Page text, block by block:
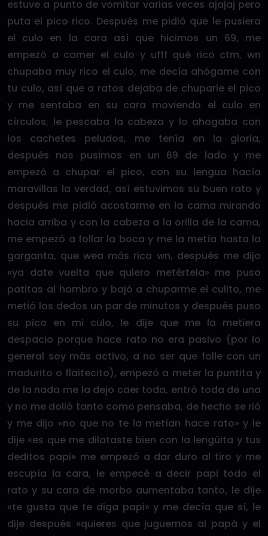
estuve a punto de vomitar varias veces ajajaj pero
puta el pico rico. Después me pidió que le pusiera
el culo en la cara así que hicimos un 69, me
empezó a comer el culo y ufff qué rico ctm, wn
chupaba muy rico el culo, me decía ahógame con
tu culo, así que a ratos dejaba de chuparle el pico
y me sentaba en su cara moviendo el culo en
círculos, le pescaba la cabeza y lo ahogaba con
los cachetes peludos, me tenía en la gloria,
después nos pusimos en un 69 de lado y me
empezó a chupar el pico, con su lengua hacía
maravillas la verdad, así estuvimos su buen rato y
después me pidió acostarme en la cama mirando
hacia arriba y con la cabeza a la orilla de la cama,
me empezó a follar la boca y me la metía hasta la
garganta, que wea más rica wn, después me dijo
«ya date vuelta que quiero metértela» me puso
patitas al hombro y bajó a chuparme el culito, me
metió los dedos un par de minutos y después puso
su pico en mi culo, le dije que me la metiera
despacio porque hace rato no era pasivo (por lo
general soy más activo, a no ser que folle con un
madurito o flaitecito), empezó a meter la puntita y
de la nada me la dejo caer toda, entró toda de una
y no me dolió tanto como pensaba, de hecho se rió
y me dijo «no que no te la metían hace rato» y le
dije «es que me dilataste bien con la lengüita y tus
deditos papi» me empezó a dar duro al tiro y me
escupía la cara, le empecé a decir papi todo el
rato y su cara de morbo aumentaba tanto, le dije
«te gusta que te diga papi» y me decía que sí, le
dije después «quieres que juguemos al papá y el